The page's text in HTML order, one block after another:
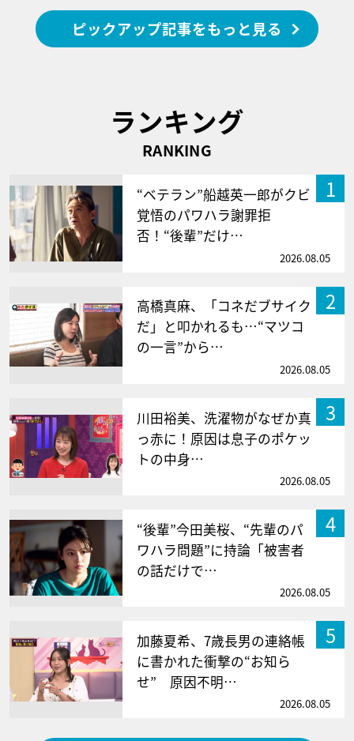
ピックアップ記事をもっと見る
ランキング
RANKING
1
“ベテラン”船越英一郎がクビ
覚悟のパワハラ謝罪拒
否！“後輩”だけ…
2026.08.05
2
高橋真麻、「コネだブサイク
だ」と叩かれるも…“マツコ
の一言”から…
2026.08.05
3
川田裕美、洗濯物がなぜか真
っ赤に！原因は息子のポケッ
トの中身…
2026.08.05
4
“後輩”今田美桜、“先輩のパ
ワハラ問題”に持論「被害者
の話だけで…
2026.08.05
5
加藤夏希、7歳長男の連絡帳
に書かれた衝撃の“お知ら
せ” 原因不明…
2026.08.05